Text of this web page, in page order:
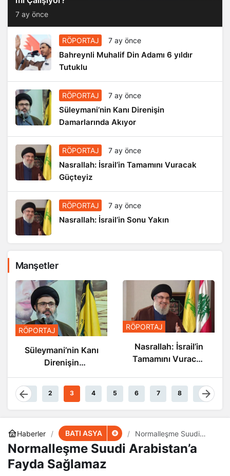
7 ay önce
RÖPORTAJ 7 ay önce
Bahreynli Muhalif Din Adamı 6 yıldır
Tutuklu
RÖPORTAJ 7 ay önce
Süleymani’nin Kanı Direnişin
Damarlarında Akıyor
RÖPORTAJ 7 ay önce
Nasrallah: İsrail’in Tamamını Vuracak
Güçteyiz
RÖPORTAJ 7 ay önce
Nasrallah: İsrail’in Sonu Yakın
Manşetler
RÖPORTAJ
Süleymani’nin Kanı
Direnişin
Damarlarında
Akıyor
RÖPORTAJ
Nasrallah: İsrail’in
Tamamını Vuracak
1 2 3 4 5 6 7 8 9
Haberler BATI ASYA
Normalleşme Suudi
Arabistan’a Fayda
Sağlamaz
Normalleşme Suudi Arabistan’a
Fayda Sağlamaz